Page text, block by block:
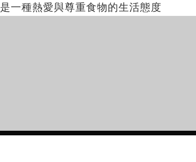
是一種熱愛與尊重食物的生活態度